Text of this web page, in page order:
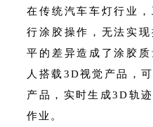
在传统汽车车灯行业
行涂胶操作，无法实
平的差异造成了涂胶
人搭载3D视觉产品，
产品，实时生成3D轨
作业。